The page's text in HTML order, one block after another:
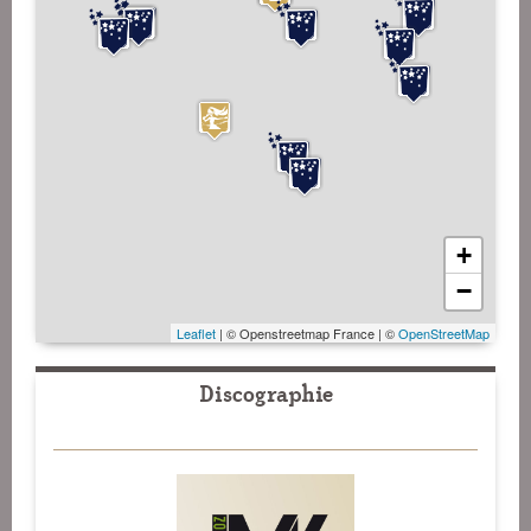
+
−
Leaflet | © Openstreetmap France | ©OpenStreetMap
Discographie